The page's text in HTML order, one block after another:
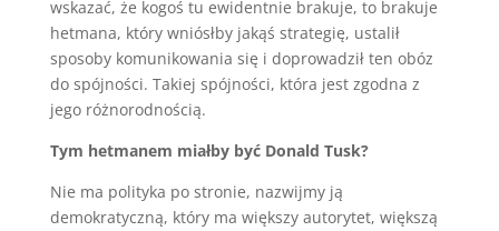
wskazać, że kogoś tu ewidentnie brakuje, to brakuje
hetmana, który wniósłby jakąś strategię, ustalił
sposoby komunikowania się i doprowadził ten obóz
do spójności. Takiej spójności, która jest zgodna z
jego różnorodnością.
Tym hetmanem miałby być Donald Tusk?
Nie ma polityka po stronie, nazwijmy ją
demokratyczną, który ma większy autorytet, większą